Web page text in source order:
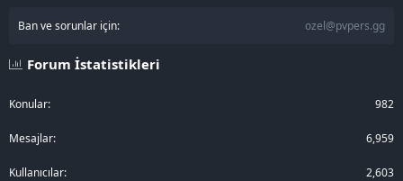
Ban ve sorunlar için: ozel@pvpers.gg
Forum İstatistikleri
Konular 982
Mesajlar 6,959
Kullanıcılar 2,603